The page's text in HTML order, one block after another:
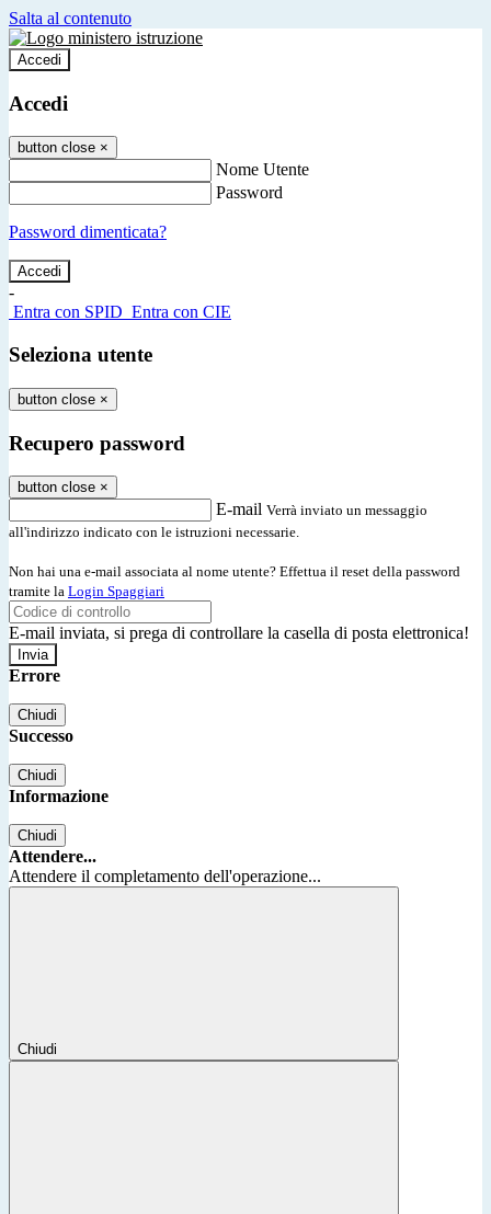
Salta al contenuto
Accedi
Accedi
button close ×
Nome Utente
Password
Password dimenticata?
-
Entra con SPID Entra con CIE
Seleziona utente
button close ×
Recupero password
button close ×
E-mail Verrà inviato un messaggio
all'indirizzo indicato con le istruzioni necessarie.
Non hai una e-mail associata al nome utente? Effettua il reset della password
tramite la Login Spaggiari
E-mail inviata, si prega di controllare la casella di posta elettronica!
Errore
Chiudi
Successo
Chiudi
Informazione
Chiudi
Attendere...
Attendere il completamento dell'operazione...
Chiudi